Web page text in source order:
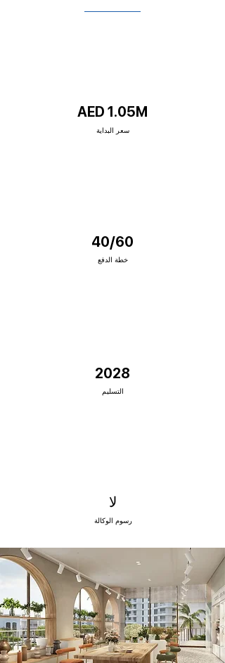
AED 1.05M
سعر البداية
40/60
خطة الدفع
2028
التسليم
لا
رسوم الوكالة